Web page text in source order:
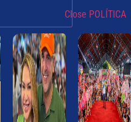
Close POLÍTICA